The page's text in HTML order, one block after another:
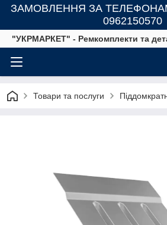
ЗАМОВЛЕННЯ ЗА
0962150570
"УКРМАРКЕТ" - Ремкомплекти та
Товари та послуги